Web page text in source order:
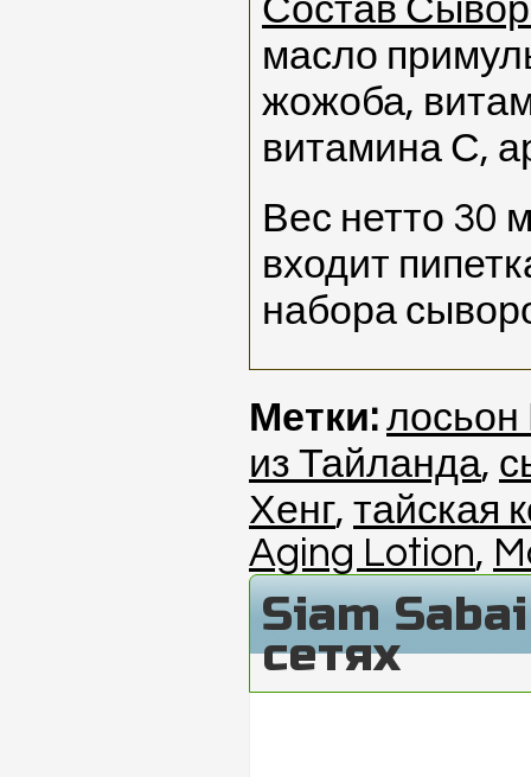
Состав
масло
жожоба,
витамина С,
Вес нетто 30
входит
набора
Метки:
из Тайланда,
Хенг, тайская
Aging Lotion,
Siam
сетях